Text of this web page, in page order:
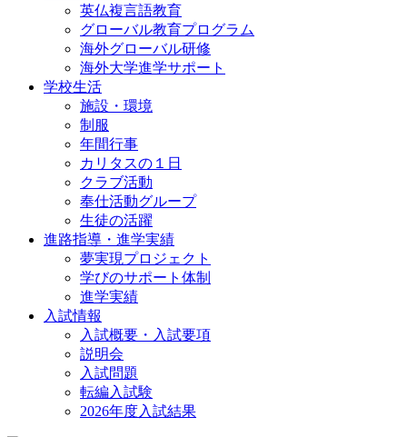
英仏複言語教育
グローバル教育プログラム
海外グローバル研修
海外大学進学サポート
学校生活
施設・環境
制服
年間行事
カリタスの１日
クラブ活動
奉仕活動グループ
生徒の活躍
進路指導・進学実績
夢実現プロジェクト
学びのサポート体制
進学実績
入試情報
入試概要・入試要項
説明会
入試問題
転編入試験
2026年度入試結果